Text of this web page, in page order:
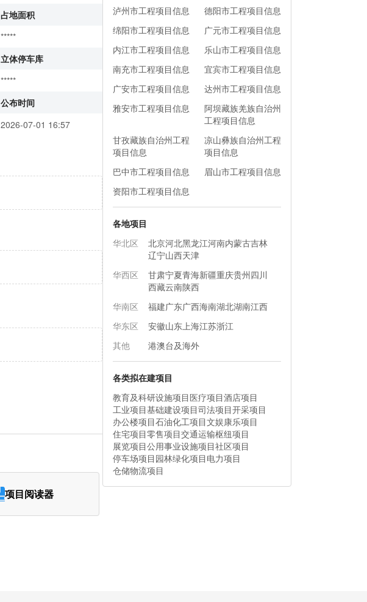
占地面积
*****
立体停车库
*****
公布时间
2026-07-01 16:57
项目阅读器
泸州市工程项目信息
德阳市工程项目信息
绵阳市工程项目信息
广元市工程项目信息
内江市工程项目信息
乐山市工程项目信息
南充市工程项目信息
宜宾市工程项目信息
广安市工程项目信息
达州市工程项目信息
雅安市工程项目信息
阿坝藏族羌族自治州
工程项目信息
甘孜藏族自治州工程
项目信息
凉山彝族自治州工程
项目信息
巴中市工程项目信息
眉山市工程项目信息
资阳市工程项目信息
各地项目
华北区
北京河北黑龙江河南内蒙古吉林
辽宁山西天津
华西区
甘肃宁夏青海新疆重庆贵州四川
西藏云南陕西
华南区
福建广东广西海南湖北湖南江西
华东区
安徽山东上海江苏浙江
其他
港澳台及海外
各类拟在建项目
教育及科研设施项目医疗项目酒店项目
工业项目基础建设项目司法项目开采项目
办公楼项目石油化工项目文娱康乐项目
住宅项目零售项目交通运输枢纽项目
展览项目公用事业设施项目社区项目
停车场项目园林绿化项目电力项目
仓储物流项目